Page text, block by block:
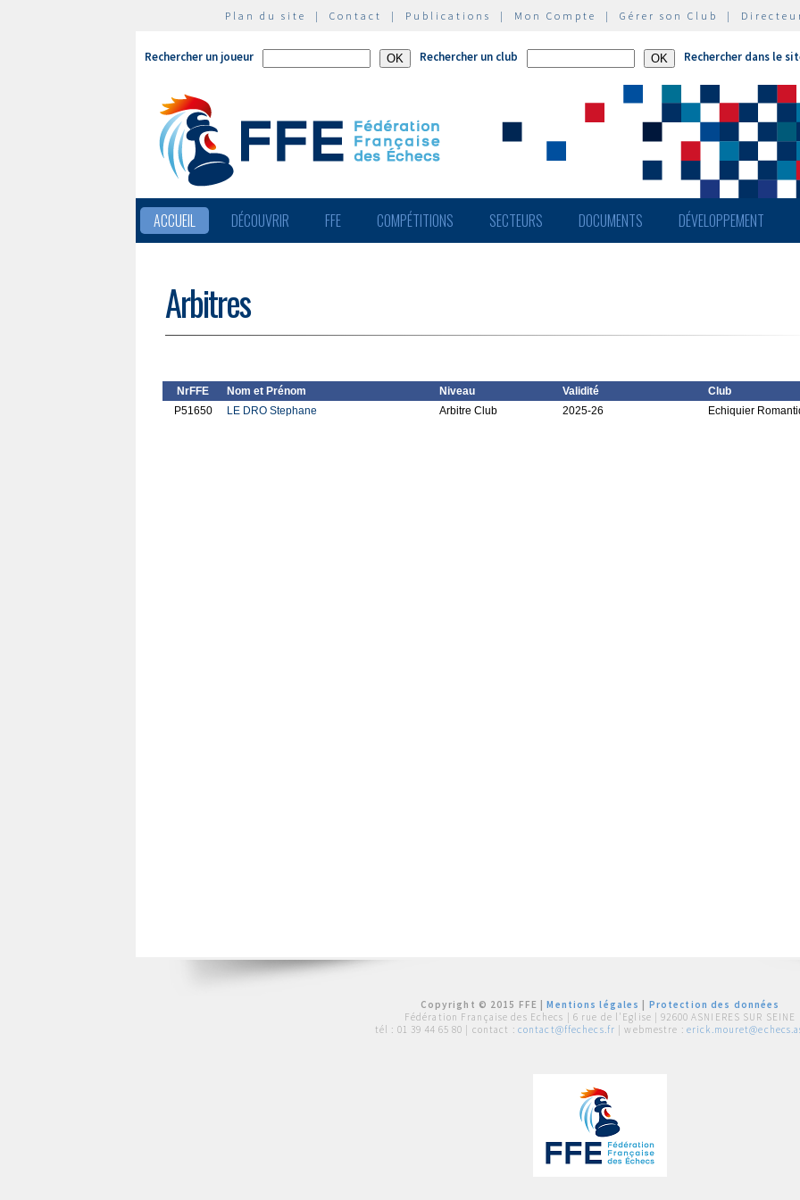
Plan du site | Contact | Publications | Mon Compte | Gérer son Club |
Rechercher un joueur Rechercher un club Rechercher dans le
ACCUEIL DÉCOUVRIR FFE COMPÉTITIONS SECTEURS DOCUMENTS DÉVELOPPEMENT
Arbitres
NrFFE Nom et Prénom Niveau Validité
Club
P51650
LE DRO Stephane Arbitre Club 2025-26 Echiquier
Copyright © 2015 FFE |Mentions légales
Protection des données
Fédération Française des Echecs | 6 rue de l'Eglise | 92600 ASNIERES SUR SEINE
tél : 01 39 44 65 80 | contact : contact@ffechecs.fr | webmestre :